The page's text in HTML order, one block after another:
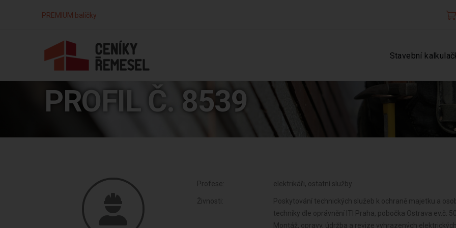
PREMIUM balíčky
Stavební
PROFIL Č. 8539
Profese: elektrikáři, ostatní služby
Živnosti:
Poskytování technických služeb k ochraně majetku a
techniky dle oprávnění ITI Praha, pobočka Ostrava ev.č.
Montáž, opravy, údržba a revize vyhrazených